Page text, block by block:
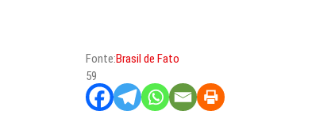
Fonte:Brasil de Fato
59